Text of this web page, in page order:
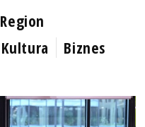
Region
Kultura
Biznes